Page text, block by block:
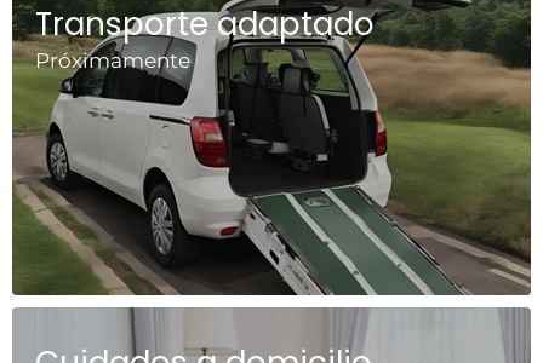
Transporte adaptado
Próximamente